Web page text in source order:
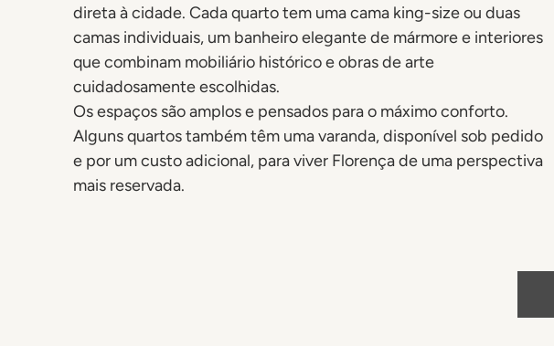
direta à cidade. Cada quarto tem uma cama king-size ou duas
camas individuais, um banheiro elegante de mármore e interiores
que combinam mobiliário histórico e obras de arte
cuidadosamente escolhidas.
Os espaços são amplos e pensados para o máximo conforto.
Alguns quartos também têm uma varanda, disponível sob pedido
e por um custo adicional, para viver Florença de uma perspectiva
mais reservada.